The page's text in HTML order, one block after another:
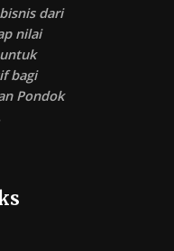
dari
nilai
bagi
Pondok